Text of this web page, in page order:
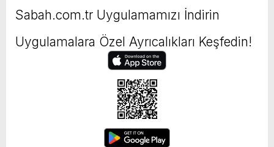
Sabah.com.tr Uygulamamızı İndirin
Uygulamalara Özel Ayrıcalıkları Keşfedin!